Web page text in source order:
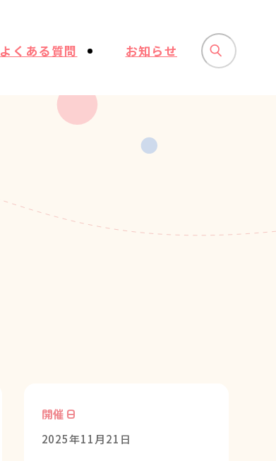
よくある質問 お知らせ
開催日
2025年11月21日